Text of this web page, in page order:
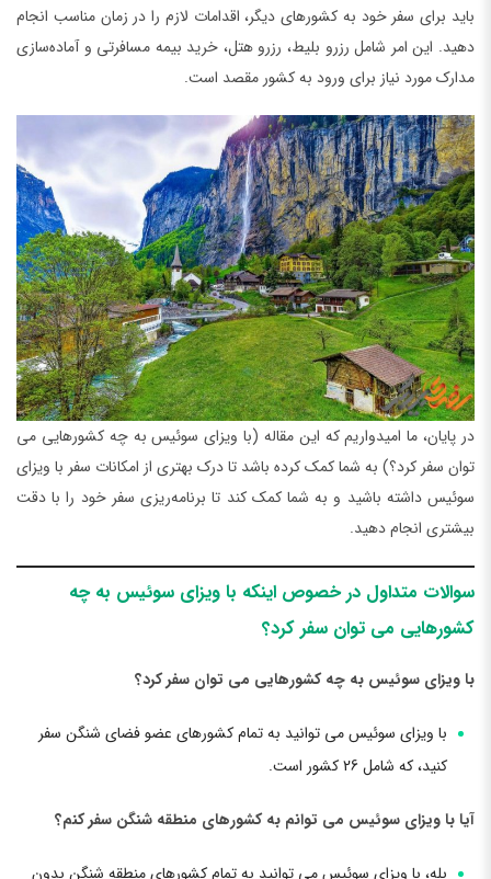
باید برای سفر خود به کشورهای دیگر، اقدامات لازم را در زمان مناسب انجام
دهید. این امر شامل رزرو بلیط، رزرو هتل، خرید بیمه مسافرتی و آماده‌سازی
مدارک مورد نیاز برای ورود به کشور مقصد است.
در پایان، ما امیدواریم که این مقاله (با ویزای سوئیس به چه کشورهایی می
توان سفر کرد؟) به شما کمک کرده باشد تا درک بهتری از امکانات سفر با ویزای
سوئیس داشته باشید و به شما کمک کند تا برنامه‌ریزی سفر خود را با دقت
بیشتری انجام دهید.
سوالات متداول در خصوص اینکه با ویزای سوئیس به چه
کشورهایی می توان سفر کرد؟
با ویزای سوئیس به چه کشورهایی می توان سفر کرد؟
با ویزای سوئیس می توانید به تمام کشورهای عضو فضای شنگن سفر
کنید، که شامل 26 کشور است.
آیا با ویزای سوئیس می توانم به کشورهای منطقه شنگن سفر کنم؟
بله، با ویزای سوئیس می توانید به تمام کشورهای منطقه شنگن بدون